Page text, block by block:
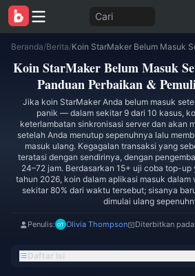
Cari
Beranda/Berita/
Koin StarMaker Belum Masuk
Panduan Perbaikan &
Jika koin StarMaker Anda belum masuk
panik — dalam sekitar 9 dari 10 kasus,
keterlambatan sinkronisasi server dan akan
setelah Anda menutup sepenuhnya lalu
masuk ulang. Kegagalan transaksi yang
teratasi dengan sendirinya, dengan
24–72 jam. Berdasarkan 15+ uji coba top-
tahun 2026, koin dalam aplikasi masuk
sekitar 80% dari waktu tersebut; sisanya
dimulai ulang
Penulis: Olivia Thompson Diterbitkan pada:
Daftar Isi